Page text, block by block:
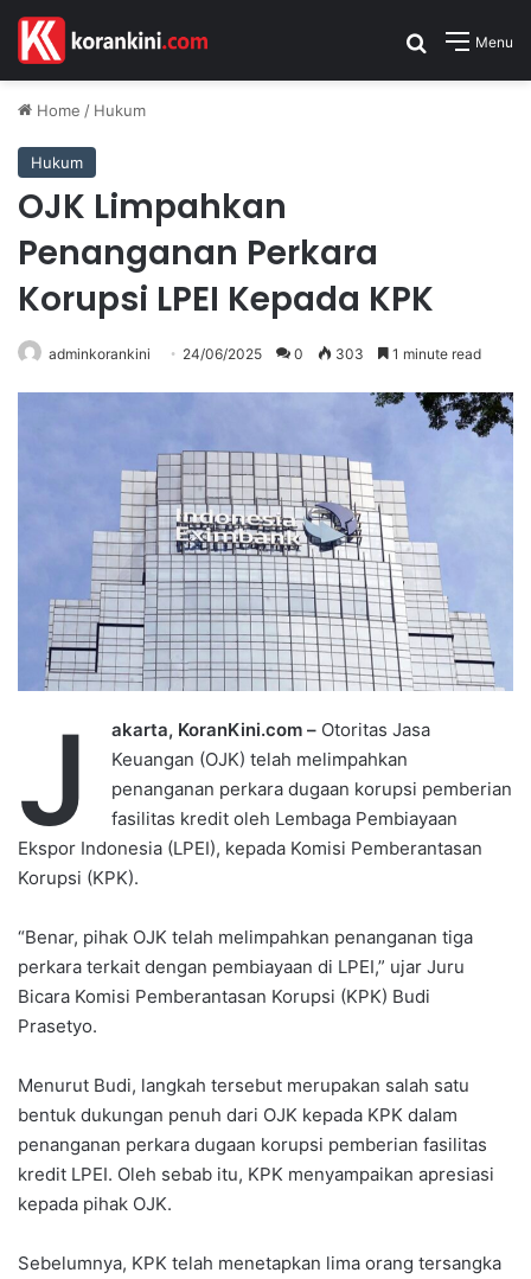
Menu
Search for
Home / Hukum
Hukum
OJK Limpahkan
Penanganan Perkara
Korupsi LPEI Kepada KPK
adminkorankini 24/06/2025 0 303 1 minute read
J akarta, KoranKini.com – Otoritas Jasa
Keuangan (OJK) telah melimpahkan
penanganan perkara dugaan korupsi pemberian
fasilitas kredit oleh Lembaga Pembiayaan
Ekspor Indonesia (LPEI), kepada Komisi Pemberantasan
Korupsi (KPK).
“Benar, pihak OJK telah melimpahkan penanganan tiga
perkara terkait dengan pembiayaan di LPEI,” ujar Juru
Bicara Komisi Pemberantasan Korupsi (KPK) Budi
Prasetyo.
Menurut Budi, langkah tersebut merupakan salah satu
bentuk dukungan penuh dari OJK kepada KPK dalam
penanganan perkara dugaan korupsi pemberian fasilitas
kredit LPEI. Oleh sebab itu, KPK menyampaikan apresiasi
kepada pihak OJK.
Sebelumnya, KPK telah menetapkan lima orang tersangka